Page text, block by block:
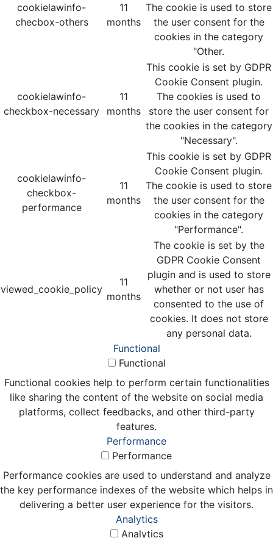
cookielawinfo-
checbox-others
11
months
The cookie is used to store
the user consent for the
cookies in the category
"Other.
cookielawinfo-
checkbox-necessary
11
months
This cookie is set by GDPR
Cookie Consent plugin.
The cookies is used to
store the user consent for
the cookies in the category
"Necessary".
cookielawinfo-
checkbox-
performance
11
months
This cookie is set by GDPR
Cookie Consent plugin.
The cookie is used to store
the user consent for the
cookies in the category
"Performance".
viewed_cookie_policy
11
months
The cookie is set by the
GDPR Cookie Consent
plugin and is used to store
whether or not user has
consented to the use of
cookies. It does not store
any personal data.
Functional
Functional
Functional cookies help to perform certain functionalities
like sharing the content of the website on social media
platforms, collect feedbacks, and other third-party
features.
Performance
Performance
Performance cookies are used to understand and analyze
the key performance indexes of the website which helps in
delivering a better user experience for the visitors.
Analytics
Analytics